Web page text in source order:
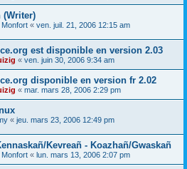
(Writer)
Monfort « ven. juil. 21, 2006 12:15 am
est disponible en version 2.03
« ven. juin 30, 2006 9:34 am
disponible en version fr 2.02
« mar. mars 28, 2006 2:29 pm
« jeu. mars 23, 2006 12:49 pm
Kevreañ - Koazhañ/Gwaskañ
Monfort « lun. mars 13, 2006 2:07 pm